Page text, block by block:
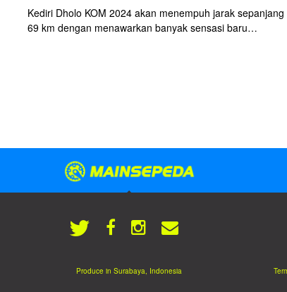
Kediri Dholo KOM 2024 akan menempuh jarak sepanjang
69 km dengan menawarkan banyak sensasi baru
Produce in Surabaya, Indonesia